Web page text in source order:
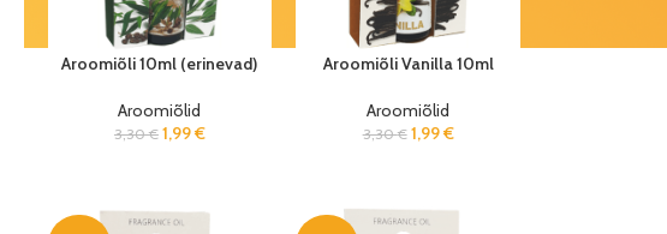
Aroomiõli 10ml (erinevad)
Aroomiõlid
3,30€ 1,99€
Aroomiõli Vanilla 10ml
Aroomiõlid
3,30€ 1,99€